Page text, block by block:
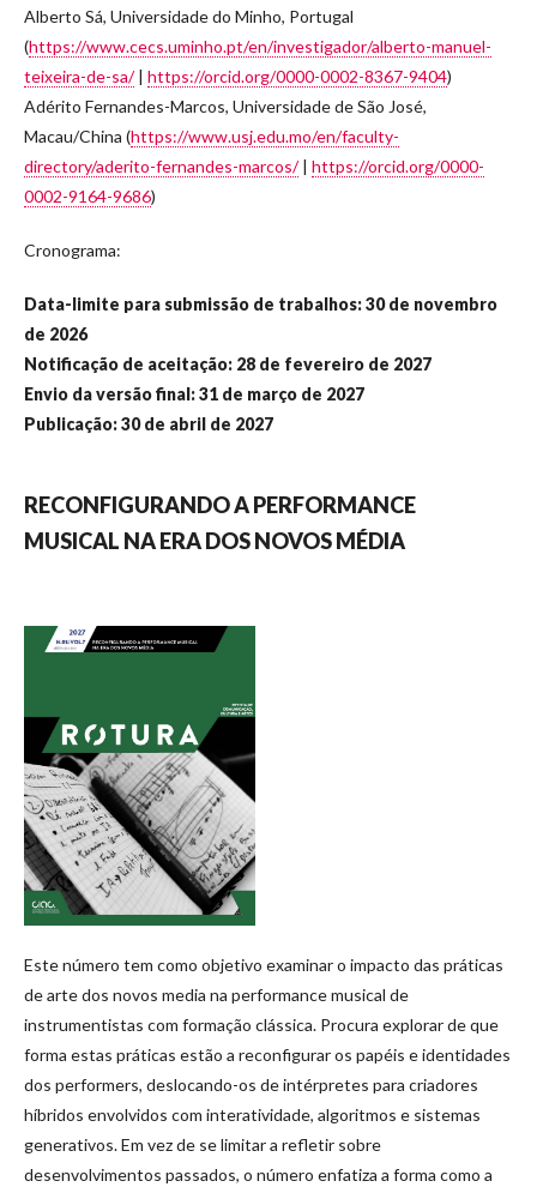
Alberto Sá, Universidade do Minho, Portugal
(https://www.cecs.uminho.pt/en/investigador/alberto-manuel-
teixeira-de-sa/| https://orcid.org/0000-0002-8367-9404)
Adérito Fernandes-Marcos, Universidade de São José,
Macau/China (https://www.usj.edu.mo/en/faculty-
directory/aderito-fernandes-marcos/| https://orcid.org/0000-
0002-9164-9686)
Cronograma:
Data-limite para submissão de trabalhos: 30 de novembro
de 2026
Notificação de aceitação: 28 de fevereiro de 2027
Envio da versão final: 31 de março de 2027
Publicação: 30 de abril de 2027
RECONFIGURANDO A PERFORMANCE
MUSICAL NA ERA DOS NOVOS MÉDIA
Este número tem como objetivo examinar o impacto das práticas
de arte dos novos media na performance musical de
instrumentistas com formação clássica. Procura explorar de que
forma estas práticas estão a reconfigurar os papéis e identidades
dos performers, deslocando-os de intérpretes para criadores
híbridos envolvidos com interatividade, algoritmos e sistemas
generativos. Em vez de se limitar a refletir sobre
desenvolvimentos passados, o número enfatiza a forma como a